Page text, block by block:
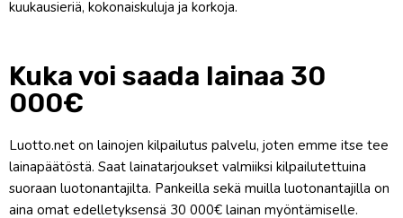
kuukausieriä, kokonaiskuluja ja korkoja.
Kuka voi saada lainaa 30
000€
Luotto.net on lainojen kilpailutus palvelu, joten emme itse tee
lainapäätöstä. Saat lainatarjoukset valmiiksi kilpailutettuina
suoraan luotonantajilta. Pankeilla sekä muilla luotonantajilla on
aina omat edelletyksensä 30 000€ lainan myöntämiselle.